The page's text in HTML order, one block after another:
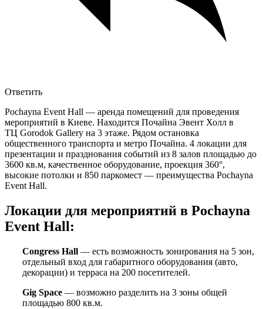
Ответить
Pochayna Event Hall — аренда помещений для проведения
мероприятий в Киеве. Находится Почайна Эвент Холл в
ТЦ Gorodok Gallery на 3 этаже. Рядом остановка
общественного транспорта и метро Почайна. 4 локации для
презентации и празднования событий из 8 залов площадью до
3600 кв.м, качественное оборудование, проекция 360°,
высокие потолки и 850 паркомест — преимущества Pochayna
Event Hall.
Локации для мероприятий в Pochayna
Event Hall:
Congress Hall — есть возможность зонирования на 5 зон,
отдельный вход для габаритного оборудования (авто,
декорации) и терраса на 200 посетителей.
Gig Space — возможно разделить на 3 зоны общей
площадью 800 кв.м.